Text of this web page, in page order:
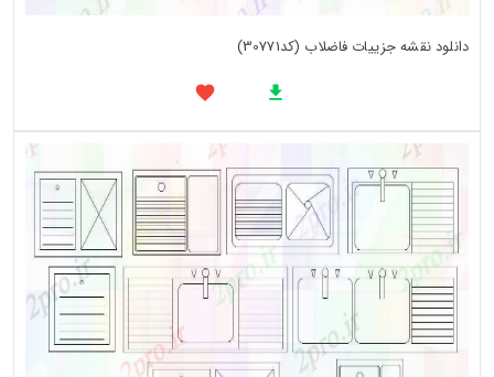
دانلود نقشه جزییات فاضلاب (کد30771)